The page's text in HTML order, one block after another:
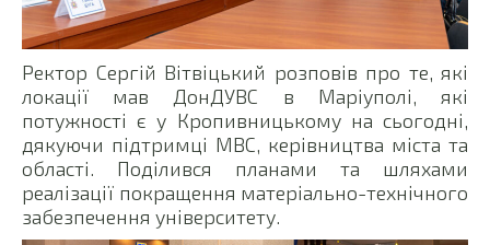
Ректор Сергій Вітвіцький розповів про те, які
локації мав ДонДУВС в Маріуполі, які
потужності є у Кропивницькому на сьогодні,
дякуючи підтримці МВС, керівництва міста та
області. Поділився планами та шляхами
реалізації покращення матеріально-технічного
забезпечення університету.